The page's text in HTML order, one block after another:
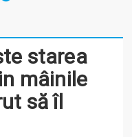
starea
mâinile
să îl